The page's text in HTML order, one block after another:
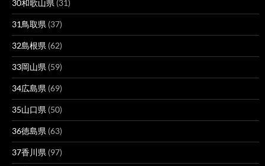
30和歌山県 (31)
31鳥取県 (37)
32島根県 (62)
33岡山県 (59)
34広島県 (69)
35山口県 (50)
36徳島県 (63)
37香川県 (97)